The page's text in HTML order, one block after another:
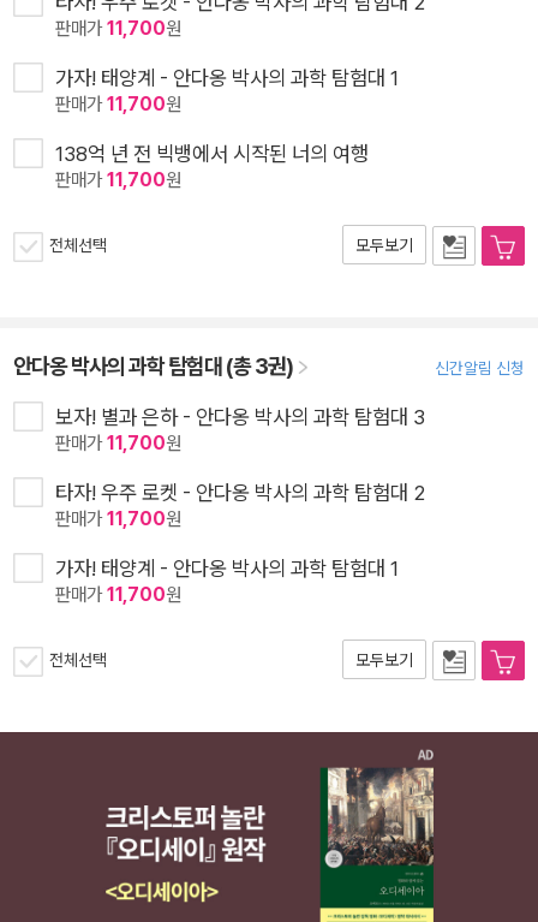
판매가11,700원
가자! 태양계 - 안다옹 박사의 과학 탐험대 1
판매가11,700원
138억 년 전 빅뱅에서 시작된 너의 여행
판매가11,700원
전체선택 모두보기
안다옹 박사의 과학 탐험대 (총 3권) 신간알림 신청
보자! 별과 은하 - 안다옹 박사의 과학 탐험대 3
판매가11,700원
타자! 우주 로켓 - 안다옹 박사의 과학 탐험대 2
판매가11,700원
가자! 태양계 - 안다옹 박사의 과학 탐험대 1
판매가11,700원
전체선택 모두보기